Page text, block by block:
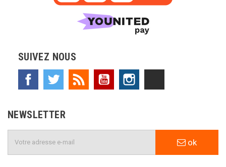
SUIVEZ NOUS
Facebook Twitter Rss YouTube
NEWSLETTER
ok